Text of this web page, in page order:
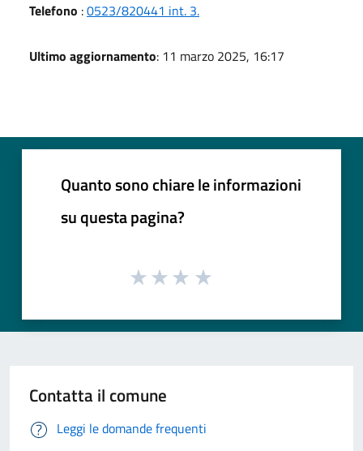
Telefono :0523/820441 int. 3.
Ultimo aggiornamento: 11 marzo 2025, 16:17
Quanto sono chiare le informazioni
su questa pagina?
Contatta il comune
Leggi le domande frequenti